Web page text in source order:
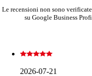
Le recensioni non sono
su Google Business
2026-07-21